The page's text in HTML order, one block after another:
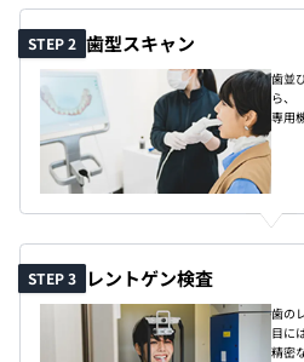
STEP 2 歯型スキャン
歯並
ら、
専用
STEP 3 レントゲン検査
歯の
目に
精密